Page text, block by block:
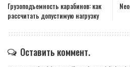
Грузоподъемность карабинов: как
рассчитать допустимую нагрузку
Оставить коммент.